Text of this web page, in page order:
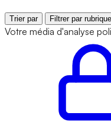
Trier par Filtrer par rubrique
Votre média d'analyse